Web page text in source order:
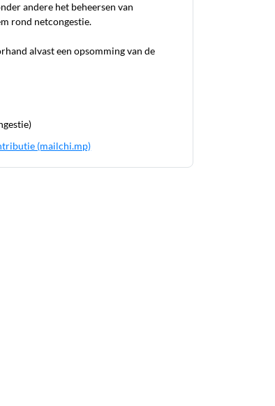
andere het beheersen van
rond netcongestie.
alvast een opsomming van de
(mailchi.mp)